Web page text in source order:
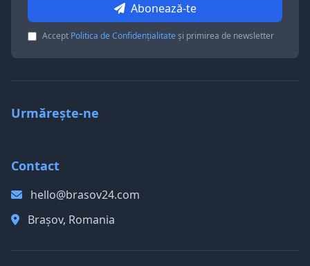
Abonează-te
Accept Politica de Confidențialitateși primirea de newsletter
Urmărește-ne
Contact
hello@brasov24.com
Brașov, Romania